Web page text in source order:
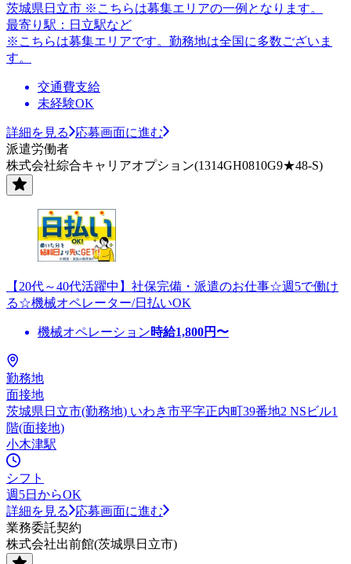
茨城県日立市 ※こちらは募集エリアの一例となります。
最寄り駅：日立駅など
※こちらは募集エリアです。勤務地は全国に多数ございま
す。
交通費支給
未経験OK
詳細を見る
応募画面に進む
派遣労働者
株式会社綜合キャリアオプション(1314GH0810G9★48-S)
【20代～40代活躍中】社保完備・派遣のお仕事☆週5で働け
る☆機械オペレーター/日払いOK
機械オペレーション時給1,800円〜
勤務地
面接地
茨城県日立市(勤務地) いわき市平字正内町39番地2 NSビル1
階(面接地)
小木津駅
シフト
週5日からOK
詳細を見る
応募画面に進む
業務委託契約
株式会社出前館(茨城県日立市)